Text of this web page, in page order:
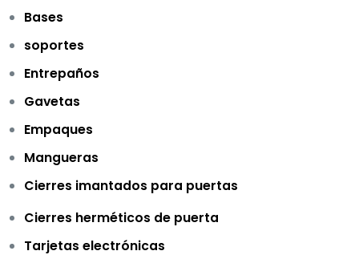
Bases
soportes
Entrepaños
Gavetas
Empaques
Mangueras
Cierres imantados para puertas
Cierres herméticos de puerta
Tarjetas electrónicas